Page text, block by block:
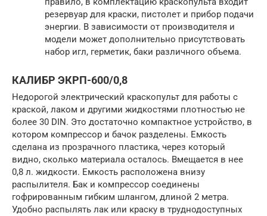
резервуар для краски, пистолет и прибор подачи
энергии. В зависимости от производителя и
модели может дополнительно присутствовать
набор игл, герметик, баки различного объема.
КАЛИБР ЭКРП-600/0,8
Недорогой электрический краскопульт для работы с
краской, лаком и другими жидкостями плотностью не
более 30 DIN. Это достаточно компактное устройство, в
котором компрессор и бачок разделены. Емкость
сделана из прозрачного пластика, через который
видно, сколько материала осталось. Вмещается в нее
0,8 л. жидкости. Емкость расположена внизу
распылителя. Бак и компрессор соединены
гофрированным гибким шлангом, длиной 2 метра.
Удобно распылять лак или краску в труднодоступных